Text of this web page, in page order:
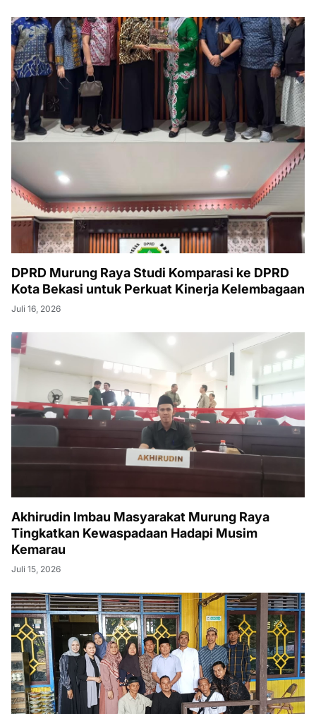
DPRD Murung Raya Studi Komparasi ke DPRD
Kota Bekasi untuk Perkuat Kinerja Kelembagaan
Juli 16, 2026
Akhirudin Imbau Masyarakat Murung Raya
Tingkatkan Kewaspadaan Hadapi Musim
Kemarau
Juli 15, 2026